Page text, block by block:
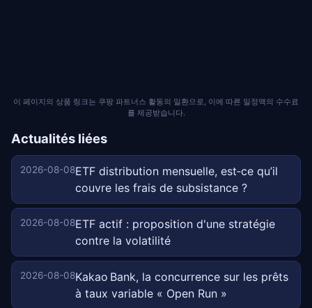
이 페이지의 상품 링크는 쿠팡 파트너스 활동의 일환으로, 이에 따른 일정액의 수수료
를 제공받습니다.
Actualités liées
2026-08-08ETF distribution mensuelle, est‑ce qu’il
couvre les frais de subsistance ?
2026-08-08ETF actif : proposition d'une stratégie
contre la volatilité
2026-08-08Kakao Bank, la concurrence sur les prêts
à taux variable « Open Run »